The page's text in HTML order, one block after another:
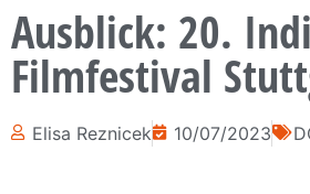
Ausblick: 20.
Filmfestival
Elisa Reznicek 10/07/2023